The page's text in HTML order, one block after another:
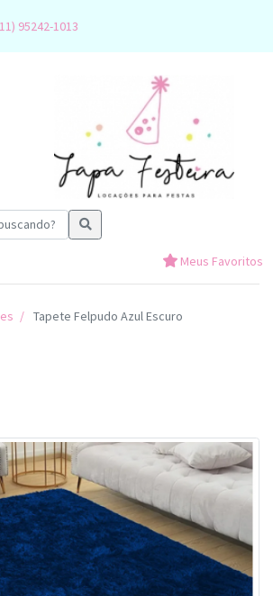
95242-1013
Meus Favoritos
Tapete Felpudo Azul Escuro